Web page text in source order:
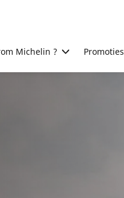
Michelin ? Promoties